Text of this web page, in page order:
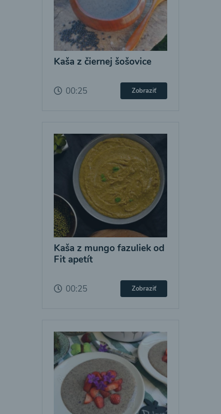
Kaša z čiernej šošovice
00:25 Zobraziť
Kaša z mungo fazuliek od
Fit apetít
00:25 Zobraziť